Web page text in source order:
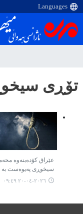
تۆڕی
عێراق کۆدەبنەوە
سیخوڕی پەیوەست بە
٢٠٢٦-٠٤-٢٠ ٠٩:٤٩